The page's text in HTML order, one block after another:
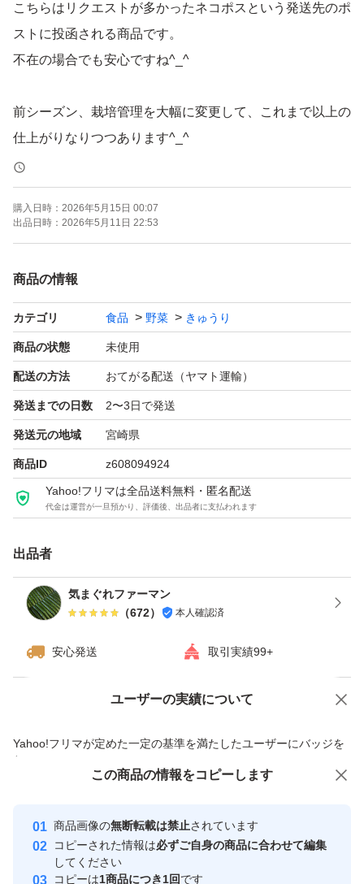
こちらはリクエストが多かったネコポスという発送先のポ
ストに投函される商品です。
不在の場合でも安心ですね^_^
前シーズン、栽培管理を大幅に変更して、これまで以上の
仕上がりなりつつあります^_^
宮崎県産の美味しいキュウリになります。
↑↑↑
と、2シーズン前までは伝えていましたが、前作からは唯
が出来る様に努めて、
その3rdシーズンになりました。
日々、仲間達とキュウリファーストで暑さも笑顔で乗り越
えて、仕上がった私達の最高傑作を
御賞味下さい!!!!!
スーパーに並んでいるキュウリとは一味も二味も違う自信
あります！
お気づきとは思いますが、金額は決してお安くはございま
せん。
並び方はその日のキュウリにより変わりますのであらかじ
重量は箱込み1kg程度です。本数ですと7〜10本です。
購入日時： 2026年5月15日 00:07
出品日時： 2026年5月11日 22:53
商品の情報
カテゴリ 食品 野菜 きゅうり
商品の状態 未使用
配送の方法 おてがる配送（ヤマト運輸）
発送までの日数 2〜3日で発送
発送元の地域 宮崎県
商品ID z608094924
Yahoo!フリマは全品送料無料・匿名配送
代金は運営が一旦預かり、評価後、出品者に支払われます
出品者
気まぐれファーマン
（672） 本人確認済
安心発送 取引実績99+
ユーザーの実績について
Yahoo!フリマが定めた一定の基準を満たしたユーザーにバッジを
付与しています
安心取引出品者
心・安全なユーザーです
取引実績
価格の相談 商品への質問
この商品の情報をコピーします
商品画像の無断転載は禁止されています
コピーされた情報は必ずご自身の商品に合わせて編集
してください
コピーは1商品につき1回です
この商品をみている人にオススメ